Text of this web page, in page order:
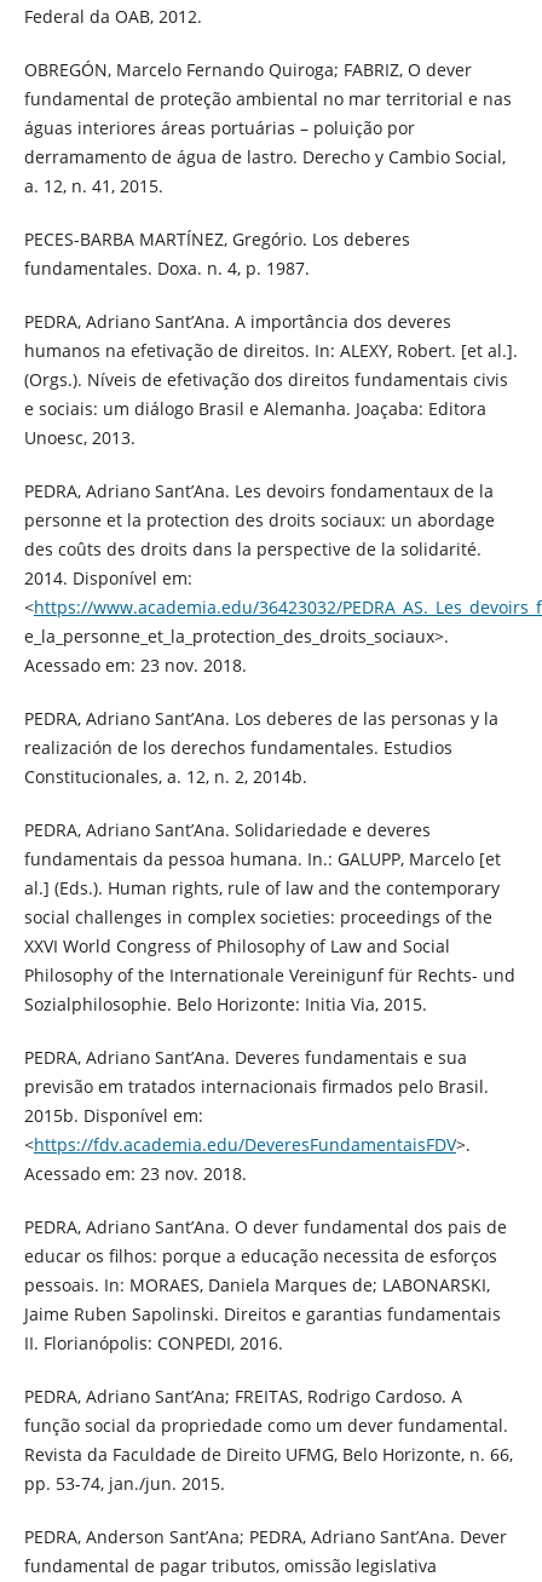
Federal da OAB, 2012.
OBREGÓN, Marcelo Fernando Quiroga; FABRIZ, O dever
fundamental de proteção ambiental no mar territorial e nas
águas interiores áreas portuárias – poluição por
derramamento de água de lastro. Derecho y Cambio Social,
a. 12, n. 41, 2015.
PECES-BARBA MARTÍNEZ, Gregório. Los deberes
fundamentales. Doxa. n. 4, p. 1987.
PEDRA, Adriano Sant’Ana. A importância dos deveres
humanos na efetivação de direitos. In: ALEXY, Robert. [et al.].
(Orgs.). Níveis de efetivação dos direitos fundamentais civis
e sociais: um diálogo Brasil e Alemanha. Joaçaba: Editora
Unoesc, 2013.
PEDRA, Adriano Sant’Ana. Les devoirs fondamentaux de la
personne et la protection des droits sociaux: un abordage
des coûts des droits dans la perspective de la solidarité.
2014. Disponível em:
<https://www.academia.edu/36423032/
e_la_personne_et_la_protection_des_droits_sociaux>.
Acessado em: 23 nov. 2018.
PEDRA, Adriano Sant’Ana. Los deberes de las personas y la
realización de los derechos fundamentales. Estudios
Constitucionales, a. 12, n. 2, 2014b.
PEDRA, Adriano Sant’Ana. Solidariedade e deveres
fundamentais da pessoa humana. In.: GALUPP, Marcelo [et
al.] (Eds.). Human rights, rule of law and the contemporary
social challenges in complex societies: proceedings of the
XXVI World Congress of Philosophy of Law and Social
Philosophy of the Internationale Vereinigunf für Rechts- und
Sozialphilosophie. Belo Horizonte: Initia Via, 2015.
PEDRA, Adriano Sant’Ana. Deveres fundamentais e sua
previsão em tratados internacionais firmados pelo Brasil.
2015b. Disponível em:
<https://fdv.academia.edu/DeveresFundamentaisFDV>.
Acessado em: 23 nov. 2018.
PEDRA, Adriano Sant’Ana. O dever fundamental dos pais de
educar os filhos: porque a educação necessita de esforços
pessoais. In: MORAES, Daniela Marques de; LABONARSKI,
Jaime Ruben Sapolinski. Direitos e garantias fundamentais
II. Florianópolis: CONPEDI, 2016.
PEDRA, Adriano Sant’Ana; FREITAS, Rodrigo Cardoso. A
função social da propriedade como um dever fundamental.
Revista da Faculdade de Direito UFMG, Belo Horizonte, n. 66,
pp. 53-74, jan./jun. 2015.
PEDRA, Anderson Sant’Ana; PEDRA, Adriano Sant’Ana. Dever
fundamental de pagar tributos, omissão legislativa